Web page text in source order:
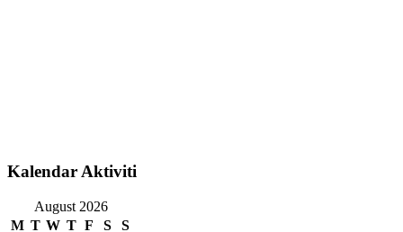
Kalendar Aktiviti
August 2026
M T W T F S
S